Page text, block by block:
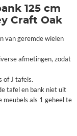
125 cm
Craft Oak
van geremde wielen
afmetingen, zodat
of J tafels.
tafel en bank niet uit
als 1 geheel te